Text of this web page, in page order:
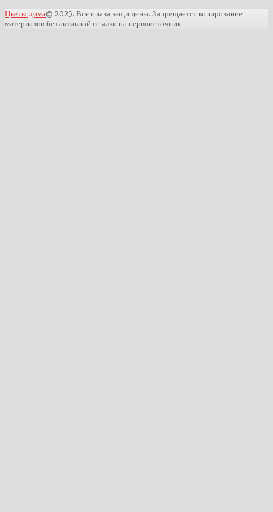
Цветы дома© 2025. Все права защищены. Запрещается копирование
материалов без активной ссылки на первоисточник